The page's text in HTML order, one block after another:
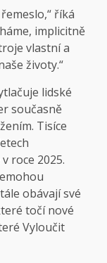
říká
implicitně
vlastní a
životy.“
lidské
současně
Tisíce
roce 2025.
obávají své
točí nové
Vyloučit